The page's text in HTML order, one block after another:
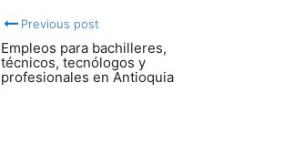
Previous post
Empleos para bachilleres,
técnicos, tecnólogos y
profesionales en Antioquia